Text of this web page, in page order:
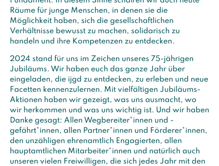
Räume für junge Menschen, in denen sie die
Möglichkeit haben, sich die gesellschaftlichen
Verhältnisse bewusst zu machen, solidarisch zu
handeln und ihre Kompetenzen zu entdecken.
2024 stand für uns im Zeichen unseres 75-jährigen
Jubiläums. Wir haben euch das ganze Jahr über
eingeladen, die ijgd zu entdecken, zu erleben und neue
Facetten kennenzulernen. Mit vielfältigen Jubiläums-
Aktionen haben wir gezeigt, was uns ausmacht, wo
wir herkommen und was uns wichtig ist. Und wir haben
Danke gesagt: Allen Wegbereiter*innen und -
gefährt*innen, allen Partner*innen und Förderer*innen,
den unzähligen ehrenamtlich Engagierten, allen
hauptamtlichen Mitarbeiter*innen und natürlich auch
unseren vielen Freiwilligen, die sich jedes Jahr mit den